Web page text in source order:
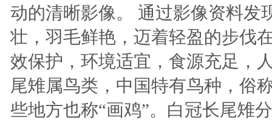
动的清晰影像。 通过影像资料发
壮，羽毛鲜艳，迈着轻盈的步伐
效保护，环境适宜，食源充足，
尾雉属鸟类，中国特有鸟种，俗
些地方也称“画鸡”。白冠长尾雉